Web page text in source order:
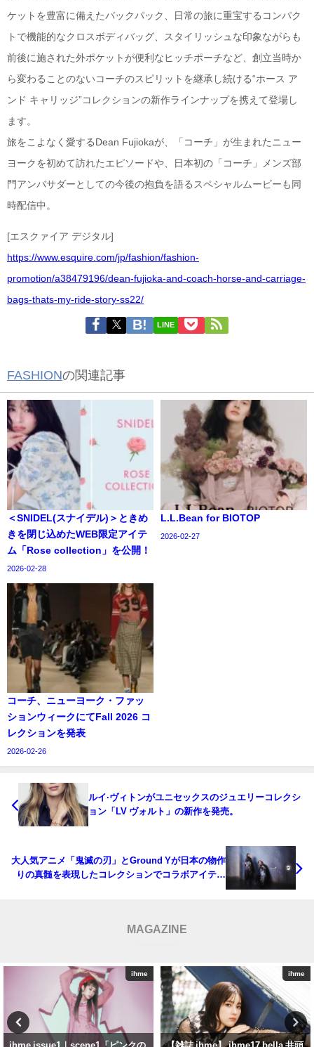
ケットを豊富に備えたバックパック、日常の旅に重宝するコンパク
トで機能的なクロスボディバッグ、スタイリッシュな印象ながらも
前後に施された外ポケットが便利なヒッチポーチなど、創立当時か
ら変わることのないコーチのスピリットを継承し続ける“ホース ア
ンド キャリッジ”コレクションの新作ラインナップを携えて登場し
ます。
旅をこよなく愛するDean Fujiokaが、「コーチ」が生まれたニュー
ヨークを初めて訪れたエピソードや、日本初の「コーチ」メンズ部
門アンバサダーとしての今後の抱負を語るスペシャルムービーも同
時配信中。
[エスクァイア デジタル]
https://www.esquire.com/jp/fashion/fashion-
promotion/a38479196/dean-fujioka-and-coach-horse-and-carriage-
bags-thats-my-ride-story-ss22/
LINE
FASHIONの関連記事
＜SNIDEL(スナイデル)＞ときめ
きを閉じ込めたWEB限定アイテ
ム「Rose collection」を公開！
2026-02-28
L.L.Bean for BIOTOP
2026-02-27
コーチ、ニューヨーク・ファッ
ションウィークにてFall 2026 コ
レクションを発表
2026-02-26
ルイ·ヴィトンがユニセックスのジュエリーコレクシ
ョン「LV ヴォルト」の新作を発売。￼
大人気アニメ「鬼滅の刃」とGround Yが日本の物作
りの真髄を表現したコレクションでコラボアイテム
MAGAZINE
ihme ihme